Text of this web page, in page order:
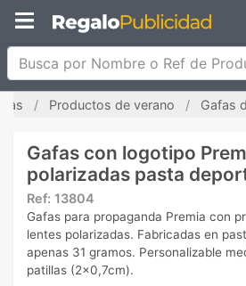
Busca por Nombre o Ref de
Productos de verano Gafas
Gafas con logotipo
polarizadas pasta
Ref: 13804
Gafas para propaganda Premia con
lentes polarizadas. Fabricadas en
apenas 31 gramos. Personalizable
patillas (2x0,7cm).